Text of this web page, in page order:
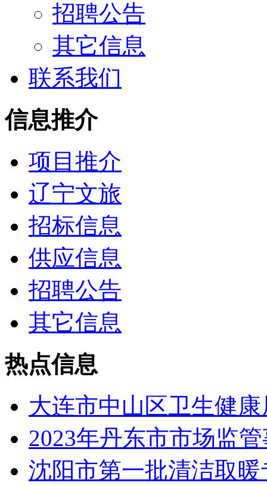
招聘公告
其它信息
联系我们
信息推介
项目推介
辽宁文旅
招标信息
供应信息
招聘公告
其它信息
热点信息
大连市中山区卫生健
2023年丹东市市场监
沈阳市第一批清洁取